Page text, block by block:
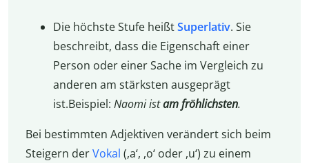
Die höchste Stufe heißtSuperlativ. Sie
beschreibt, dass die Eigenschaft einer
Person oder einer Sache im Vergleich zu
anderen am stärksten ausgeprägt
ist.Beispiel: Naomi istam fröhlichsten.
Bei bestimmten Adjektiven verändert sich beim
Steigern derVokal (,a‘, ,o‘ oder ,u‘) zu einem